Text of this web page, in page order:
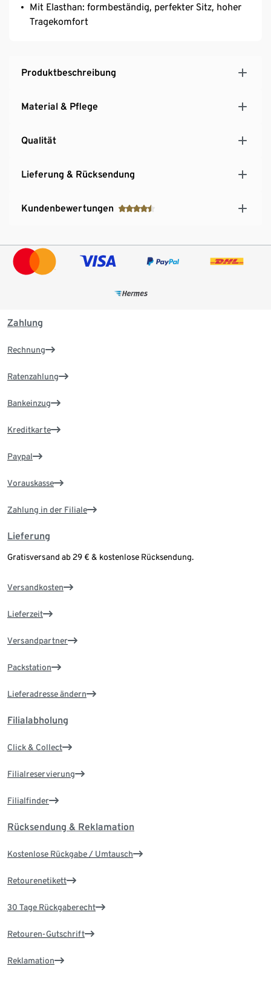
Mit Elasthan: formbeständig, perfekter Sitz, hoher
Tragekomfort
Produktbeschreibung
Material & Pflege
Qualität
Lieferung & Rücksendung
Kundenbewertungen
Zahlung
Rechnung
Ratenzahlung
Bankeinzug
Kreditkarte
Paypal
Vorauskasse
Zahlung in der Filiale
Lieferung
Gratisversand ab 29 € & kostenlose Rücksendung.
Versandkosten
Lieferzeit
Versandpartner
Packstation
Lieferadresse ändern
Filialabholung
Click & Collect
Filialreservierung
Filialfinder
Rücksendung & Reklamation
Kostenlose Rückgabe / Umtausch
Retourenetikett
30 Tage Rückgaberecht
Retouren-Gutschrift
Reklamation